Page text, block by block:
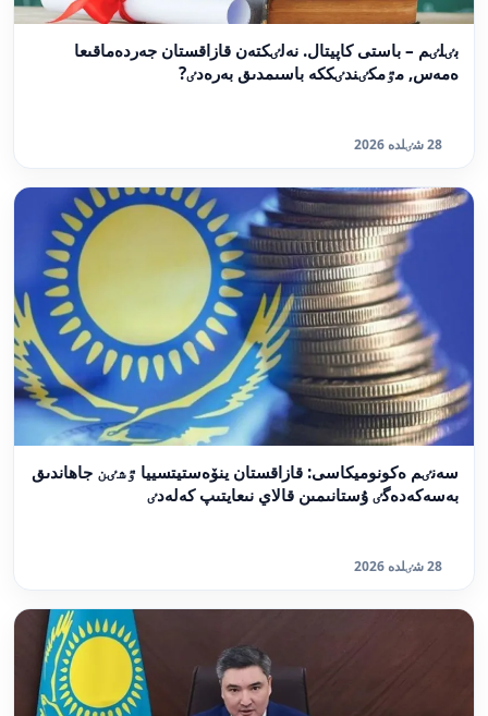
بٸلٸم – باستى كاپيتال. نەلٸكتەن قازاقستان جەردەماقىعا
ەمەس, مٷمكٸندٸككە باسىمدىق بەرەدٸ?
28 شٸلدە 2026
سەنٸم ەكونوميكاسى: قازاقستان ينۆەستيتسييا ٷشٸن جاھاندىق
بەسەكەدەگٸ ۇستانىمىن قالاي نىعايتىپ كەلەدٸ
28 شٸلدە 2026